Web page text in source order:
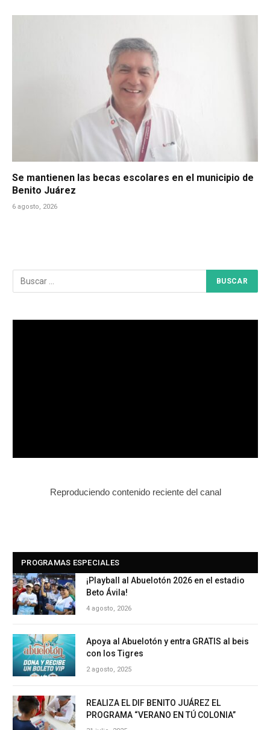
Se mantienen las becas escolares en el municipio de
Benito Juárez
6 agosto, 2026
Reproduciendo contenido reciente del canal
PROGRAMAS ESPECIALES
¡Playball al Abuelotón 2026 en el estadio
Beto Ávila!
4 agosto, 2026
Apoya al Abuelotón y entra GRATIS al beis
con los Tigres
2 agosto, 2025
REALIZA EL DIF BENITO JUÁREZ EL
PROGRAMA “VERANO EN TÚ COLONIA”